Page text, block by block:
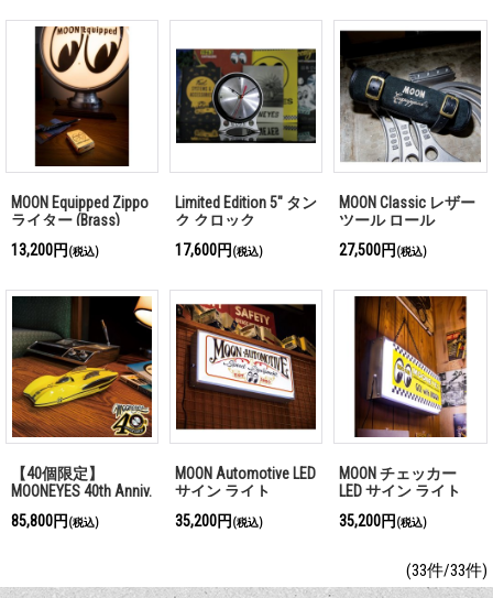
MOON Equipped Zippo
ライター (Brass)
13,200円 (税込)
Limited Edition 5" タン
ク クロック
17,600円 (税込)
MOON Classic レザー
ツール ロール
27,500円 (税込)
【40個限定】
MOONEYES 40th Anniv.
ール レジン モデル
85,800円 (税込)
MOON Automotive LED
サイン ライト
35,200円 (税込)
MOON チェッカー
LED サイン ライト
35,200円 (税込)
(33件/33件)